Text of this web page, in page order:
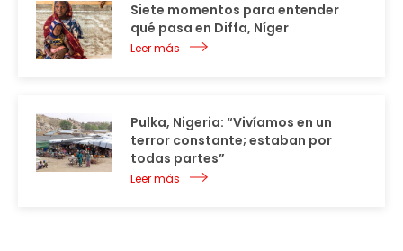
Siete momentos para entender
qué pasa en Diffa, Níger
Leer más
Pulka, Nigeria: “Vivíamos en un
terror constante; estaban por
todas partes”
Leer más